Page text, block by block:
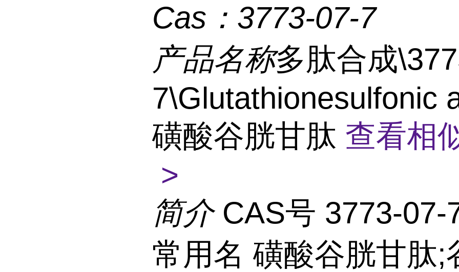
Cas： 3773-07-7
产品名称多肽合成
7\Glutathionesulfonic
磺酸谷胱甘肽 查看相
>
简介 CAS号 3773-07-
常用名 磺酸谷胱甘肽;